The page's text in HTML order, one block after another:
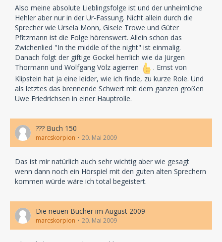
Also meine absolute Lieblingsfolge ist und der unheimliche
Hehler aber nur in der Ur-Fassung. Nicht allein durch die
Sprecher wie Ursela Monn, Gisele Trowe und Güter
Pfitzmann ist die Folge hörenswert. Allein schon das
Zwichenlied "In the middle of the night" ist einmalig.
Danach folgt der giftige Gockel herrlich wie da Jürgen
Thormann und Wolfgang Völz agierren
. Ernst von
Klipstein hat ja eine leider, wie ich finde, zu kurze Role. Und
als letztes das brennende Schwert mit dem ganzen großen
Uwe Friedrichsen in einer Hauptrolle.
??? Buch 150
marcskorpion 20. Mai 2009
Das ist mir natürlich auch sehr wichtig aber wie gesagt
wenn dann noch ein Hörspiel mit den guten alten Sprechern
kommen würde wäre ich total begeistert.
Die neuen Bücher im August 2009
marcskorpion 20. Mai 2009